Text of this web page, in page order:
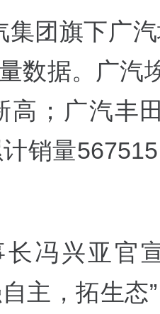
集团旗下广
数据。广汽
高；广汽丰
销量
冯兴亚官
主，拓生态